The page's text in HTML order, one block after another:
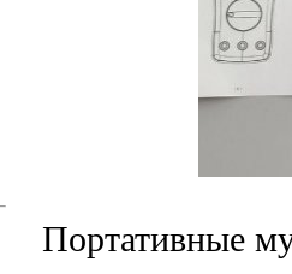
Портативные